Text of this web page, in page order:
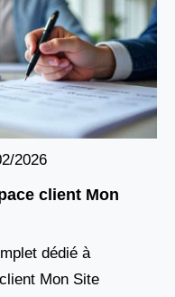
2026
client Mon
dédié à
Mon Site